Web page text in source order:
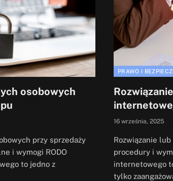
osobowych
przy sprzedaży
i wymogi RODO
to jedno z
PRAWO I
16 września, 2025
Rozwiązanie
procedury i
internetowego
tylko